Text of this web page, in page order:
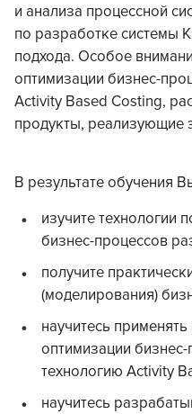
и анализа процессной
по разработке системы
подхода. Особое
оптимизации бизнес-
Activity Based Costing,
продукты, реализующие
В результате обучения
изучите технологии
бизнес-процессов
получите
(моделирования)
научитесь
оптимизации
технологию Activity
научитесь